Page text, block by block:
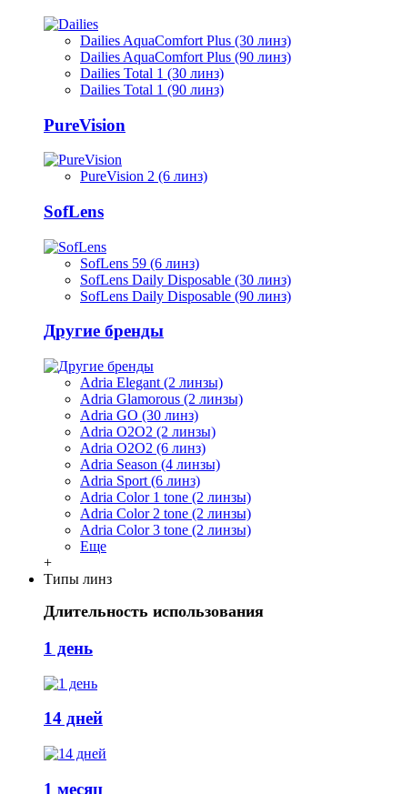
Dailies AquaComfort Plus (30 линз)
Dailies AquaComfort Plus (90 линз)
Dailies Total 1 (30 линз)
Dailies Total 1 (90 линз)
PureVision
PureVision 2 (6 линз)
SofLens
SofLens 59 (6 линз)
SofLens Daily Disposable (30 линз)
SofLens Daily Disposable (90 линз)
Другие бренды
Adria Elegant (2 линзы)
Adria Glamorous (2 линзы)
Adria GO (30 линз)
Adria O2O2 (2 линзы)
Adria O2O2 (6 линз)
Adria Season (4 линзы)
Adria Sport (6 линз)
Adria Сolor 1 tone (2 линзы)
Adria Сolor 2 tone (2 линзы)
Adria Сolor 3 tone (2 линзы)
Еще
+
Типы линз
Длительность использования
1 день
14 дней
1 месяц